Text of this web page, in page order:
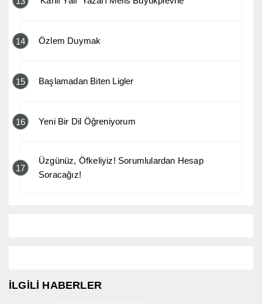
14 Özlem Duymak
15 Başlamadan Biten Ligler
16 Yeni Bir Dil Öğreniyorum
17
Üzgünüz, Öfkeliyiz! Sorumlulardan Hesap
Soracağız!
İLGİLİ HABERLER